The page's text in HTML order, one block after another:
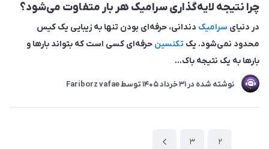
چرا نتیجه لایه‌گذاری سرامیک هر بار متفاوت می‌شود؟
در دنیای سرامیک دندانی، حرفه‌ای بودن تنها به زیبایی یک کیس
محدود نمی‌شود. یک تکنسین حرفه‌ای کسی است که بتواند بارها و
بارها به یک نتیجه باک...
نوشته شده در 31 خرداد 1405 توسطFariborz vafae
2
3